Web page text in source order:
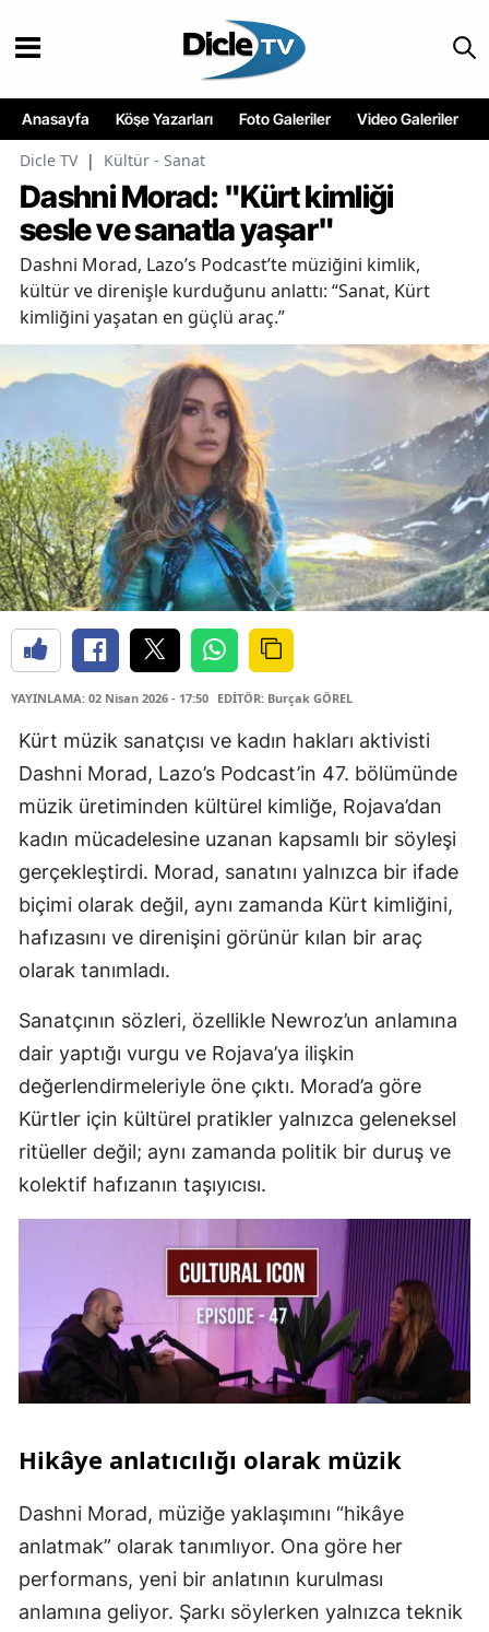
Anasayfa Köşe Yazarları Foto Galeriler Video Galeriler
Dicle TV | Kültür - Sanat
Dashni Morad: "Kürt kimliği
sesle ve sanatla yaşar"
Dashni Morad, Lazo’s Podcast’te müziğini kimlik,
kültür ve direnişle kurduğunu anlattı: “Sanat, Kürt
kimliğini yaşatan en güçlü araç.”
YAYINLAMA: 02 Nisan 2026 - 17:50 EDİTÖR: Burçak GÖREL
Kürt müzik sanatçısı ve kadın hakları aktivisti
Dashni Morad, Lazo’s Podcast’in 47. bölümünde
müzik üretiminden kültürel kimliğe, Rojava’dan
kadın mücadelesine uzanan kapsamlı bir söyleşi
gerçekleştirdi. Morad, sanatını yalnızca bir ifade
biçimi olarak değil, aynı zamanda Kürt kimliğini,
hafızasını ve direnişini görünür kılan bir araç
olarak tanımladı.
Sanatçının sözleri, özellikle Newroz’un anlamına
dair yaptığı vurgu ve Rojava’ya ilişkin
değerlendirmeleriyle öne çıktı. Morad’a göre
Kürtler için kültürel pratikler yalnızca geleneksel
ritüeller değil; aynı zamanda politik bir duruş ve
kolektif hafızanın taşıyıcısı.
Hikâye anlatıcılığı olarak müzik
Dashni Morad, müziğe yaklaşımını “hikâye
anlatmak” olarak tanımlıyor. Ona göre her
performans, yeni bir anlatının kurulması
anlamına geliyor. Şarkı söylerken yalnızca teknik